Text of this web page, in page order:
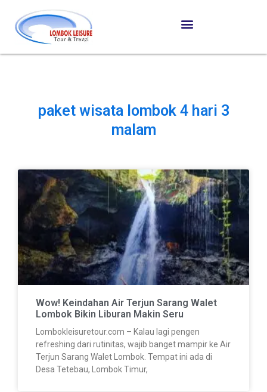
paket wisata lombok 4 hari 3
malam
Wow! Keindahan Air Terjun Sarang Walet
Lombok Bikin Liburan Makin Seru
Lombokleisuretour.com – Kalau lagi pengen
refreshing dari rutinitas, wajib banget mampir ke Air
Terjun Sarang Walet Lombok. Tempat ini ada di
Desa Tetebau, Lombok Timur,